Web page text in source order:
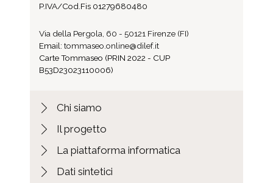
P.IVA/Cod.Fis 01279680480
Via della Pergola, 60 - 50121 Firenze (FI)
Email: tommaseo.online@dilef.it
Carte Tommaseo (PRIN 2022 - CUP
B53D23023110006)
Chi siamo
Il progetto
La piattaforma informatica
Dati sintetici